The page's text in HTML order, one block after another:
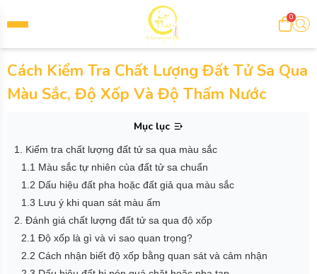
0
Cách Kiểm Tra Chất Lượng Đất Tử Sa Qua
Màu Sắc, Độ Xốp Và Độ Thấm Nước
Mục lục
1. Kiểm tra chất lượng đất tử sa qua màu sắc
1.1 Màu sắc tự nhiên của đất tử sa chuẩn
1.2 Dấu hiệu đất pha hoặc đất giả qua màu sắc
1.3 Lưu ý khi quan sát màu ấm
2. Đánh giá chất lượng đất tử sa qua độ xốp
2.1 Độ xốp là gì và vì sao quan trọng?
2.2 Cách nhận biết độ xốp bằng quan sát và cảm nhận